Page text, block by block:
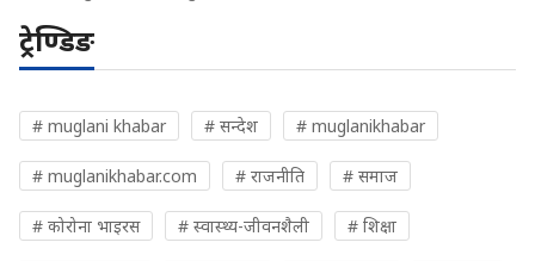
ट्रेण्डिङ
# muglani khabar # सन्देश # muglanikhabar
# muglanikhabar.com # राजनीति # समाज
# कोरोना भाइरस # स्वास्थ्य-जीवनशैली # शिक्षा